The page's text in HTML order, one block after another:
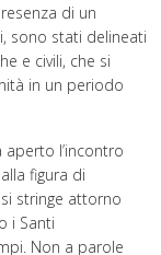
di un
sono stati delineati
e civili, che si
in un periodo
aperto l’incontro
figura di
si stringe attorno
i Santi
Non a parole